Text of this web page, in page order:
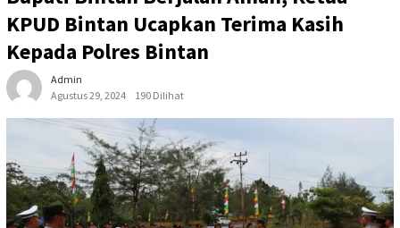
KPUD Bintan Ucapkan Terima Kasih
Kepada Polres Bintan
Admin
Agustus 29, 2024
190 Dilihat